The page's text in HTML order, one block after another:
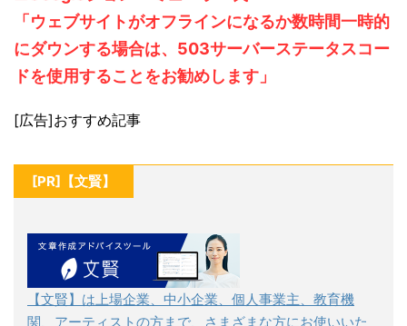
「ウェブサイトがオフラインになるか数時間一時的
にダウンする場合は、503サーバーステータスコー
ドを使用することをお勧めします」
[広告]おすすめ記事
[PR]【文賢】
【文賢】は上場企業、中小企業、個人事業主、教育機
関、アーティストの方まで、さまざまな方にお使いいた